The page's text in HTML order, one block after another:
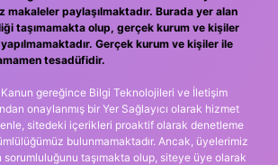
makaleler paylaşılmaktadır. Burada yer alan
taşımamakta olup, gerçek kurum ve kişiler
Gerçek kurum ve kişiler ile
tesadüfidir.
Kanun gereğince Bilgi Teknolojileri ve İletişim
onaylanmış bir Yer Sağlayıcı olarak hizmet
sitedeki içerikleri proaktif olarak denetleme
bulunmamaktadır. Ancak, üyelerimiz
sorumluluğunu taşımakta olup, siteye üye olarak